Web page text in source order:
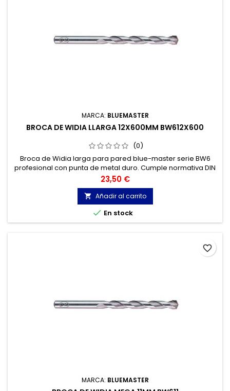
MARCA: BLUEMASTER
BROCA DE WIDIA LLARGA 12X600MM BW612X600
(0)
Broca de Widia larga para pared blue-master serie BW6
profesional con punta de metal duro. Cumple normativa DIN
8039. Broca widia para Hormigón, Granito, Ladrillo, Piedra...
Cabeza de metal duro de tres cortes.
Precio
23,50 €
 Añadir al carrito
 En stock
MARCA: BLUEMASTER
favorite_border